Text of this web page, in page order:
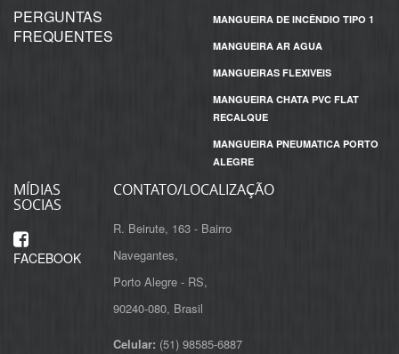
PERGUNTAS
FREQUENTES
MANGUEIRA DE INCÊNDIO TIPO 1
MANGUEIRA AR AGUA
MANGUEIRAS FLEXIVEIS
MANGUEIRA CHATA PVC FLAT
RECALQUE
MANGUEIRA PNEUMATICA PORTO
ALEGRE
MÍDIAS
SOCIAS
FACEBOOK
CONTATO/LOCALIZAÇÃO
R. Beirute, 163 - Bairro
Navegantes,
Porto Alegre - RS,
Celular: (51) 98585-6887